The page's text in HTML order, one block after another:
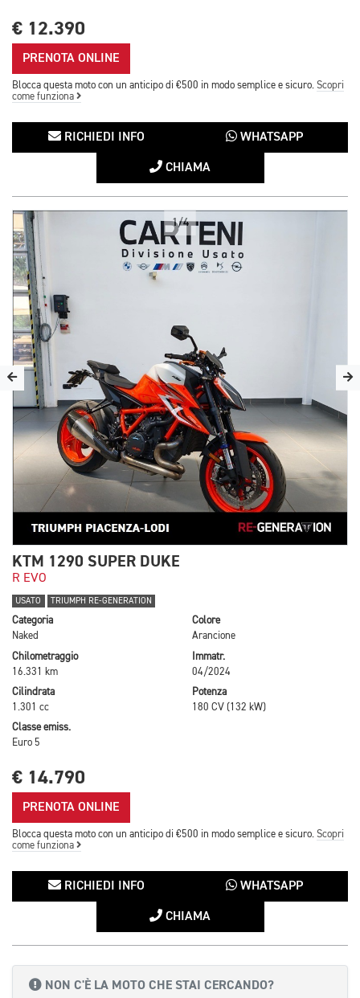
€ 12.390
PRENOTA ONLINE
Blocca questa moto con un anticipo di €500 in modo semplice e sicuro. Scopri
come funziona
RICHIEDI INFO WHATSAPP
CHIAMA
1/4
KTM 1290 SUPER DUKE
R EVO
USATO TRIUMPH RE-GENERATION
Categoria
Naked
Colore
Arancione
Chilometraggio
16.331 km
Immatr.
04/2024
Cilindrata
1.301 cc
Potenza
180 CV (132 kW)
Classe emiss.
Euro 5
€ 14.790
PRENOTA ONLINE
Blocca questa moto con un anticipo di €500 in modo semplice e sicuro. Scopri
come funziona
RICHIEDI INFO WHATSAPP
CHIAMA
NON C'È LA MOTO CHE STAI CERCANDO?